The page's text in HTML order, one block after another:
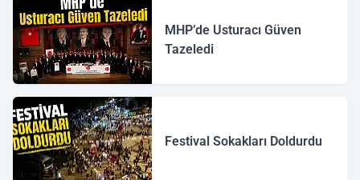
MHP’de Usturacı Güven
Tazeledi
Festival Sokakları Doldurdu